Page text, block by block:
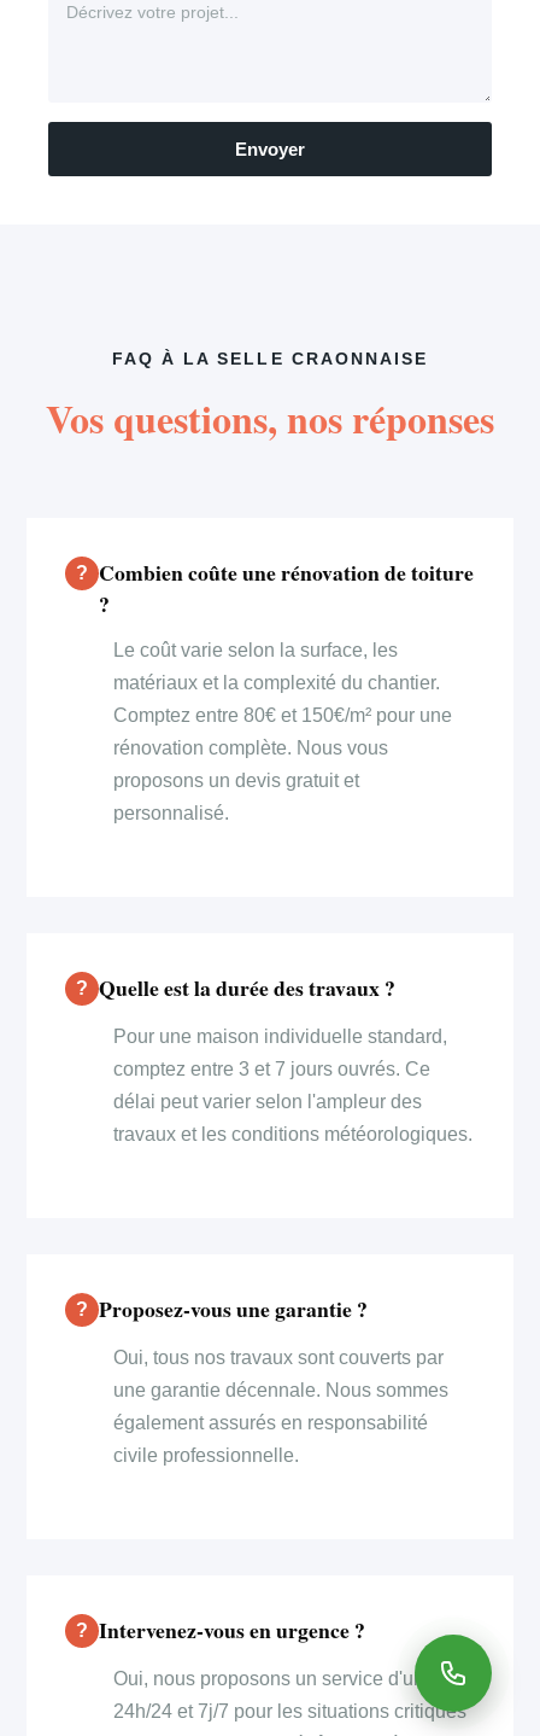
Envoyer
FAQ À LA SELLE CRAONNAISE
Vos questions, nos réponses
Combien coûte une rénovation de toiture
?
Le coût varie selon la surface, les
matériaux et la complexité du chantier.
Comptez entre 80€ et 150€/m² pour une
rénovation complète. Nous vous
proposons un devis gratuit et
personnalisé.
Quelle est la durée des travaux ?
Pour une maison individuelle standard,
comptez entre 3 et 7 jours ouvrés. Ce
délai peut varier selon l'ampleur des
travaux et les conditions météorologiques.
Proposez-vous une garantie ?
Oui, tous nos travaux sont couverts par
une garantie décennale. Nous sommes
également assurés en responsabilité
civile professionnelle.
Intervenez-vous en urgence ?
Oui, nous proposons un service d'urgence
24h/24 et 7j/7 pour les situations critiques